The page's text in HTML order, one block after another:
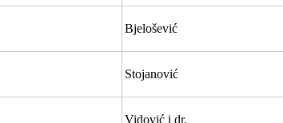
Bjelošević
Stojanović
Vidović i dr.